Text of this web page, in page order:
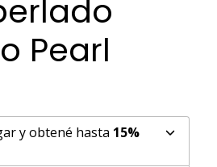
Pearl
y obtené hasta 15%